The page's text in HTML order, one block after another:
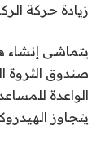
زيادة حركة
يتماشى إنشاء
صندوق الثروة
الواعدة
يتجاوز